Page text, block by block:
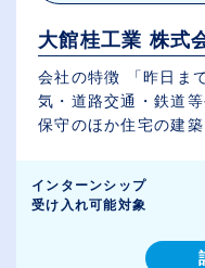
大館桂工業 株式
会社の特徴 「昨日ま
気・道路交通・鉄道
保守のほか住宅の建
インターンシップ
受け入れ可能対象